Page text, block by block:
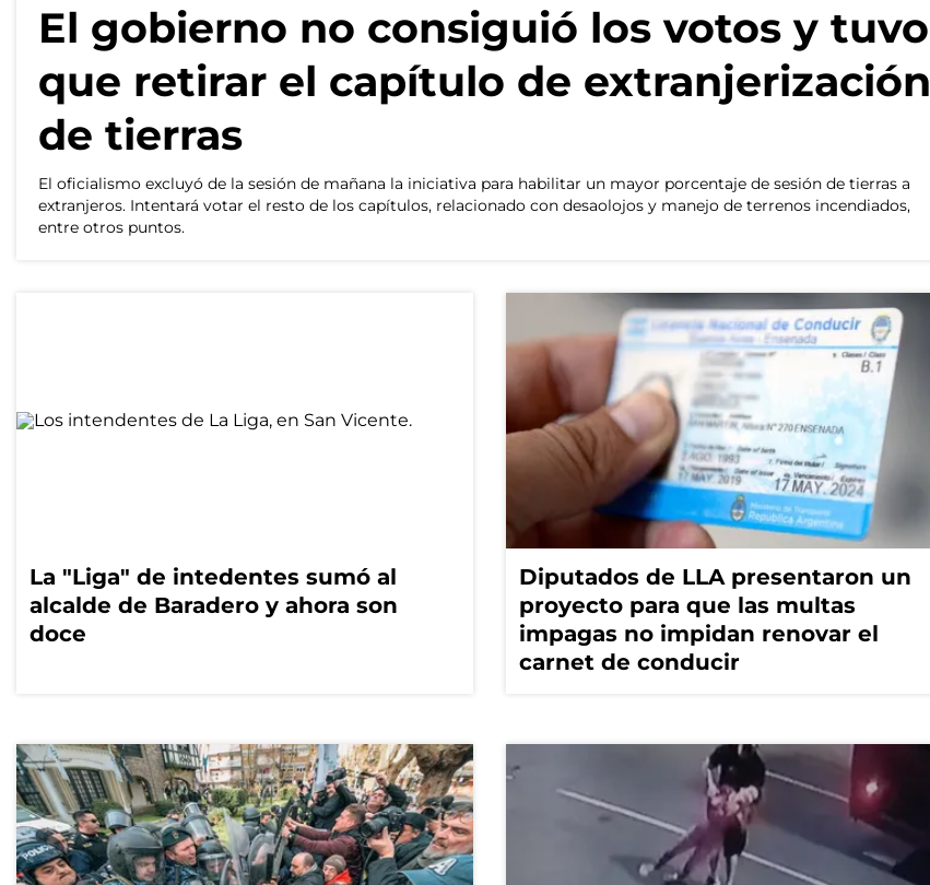
El gobierno no consiguió los votos y tuvo
que retirar el capítulo de extranjerización
de tierras
El oficialismo excluyó de la sesión de mañana la iniciativa para habilitar un mayor porcentaje de sesión de tierras a
extranjeros. Intentará votar el resto de los capítulos, relacionado con desaolojos y manejo de terrenos incendiados,
entre otros puntos.
La "Liga" de intedentes sumó al
alcalde de Baradero y ahora son
doce
Diputados de LLA presentaron un
proyecto para que las multas
impagas no impidan renovar el
carnet de conducir